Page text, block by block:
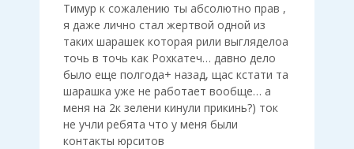
Тимур к сожалению ты абсолютно прав ,
я даже лично стал жертвой одной из
таких шарашек которая рили выгляделоа
точь в точь как Рохкатеч… давно дело
было еще полгода+ назад, щас кстати та
шарашка уже не работает вообще… а
меня на 2к зелени кинули прикинь?) ток
не учли ребята что у меня были
контакты юрситов